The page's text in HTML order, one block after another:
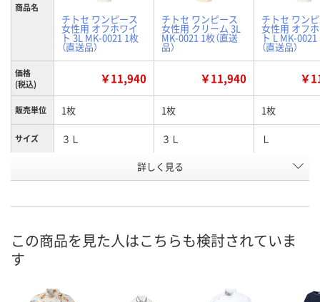
商品名
チトセ ワンピース
女性用 オフホワイ
ト 3L MK-0021 1枚
（直送品）
チトセ ワンピース
女性用 クリーム 3L
MK-0021 1枚（直送
品）
チトセ ワン
女性用 オフ
ト L MK-0021
（直送品）
価格
(税込)
￥11,940 ￥11,940 ￥
販売単位 1枚 1枚 1枚
サイズ ３Ｌ ３Ｌ Ｌ
クリーム オフホワイト
号
お届け日
数量
詳しく見る
この商品を見た人はこちらも検討されていま
す